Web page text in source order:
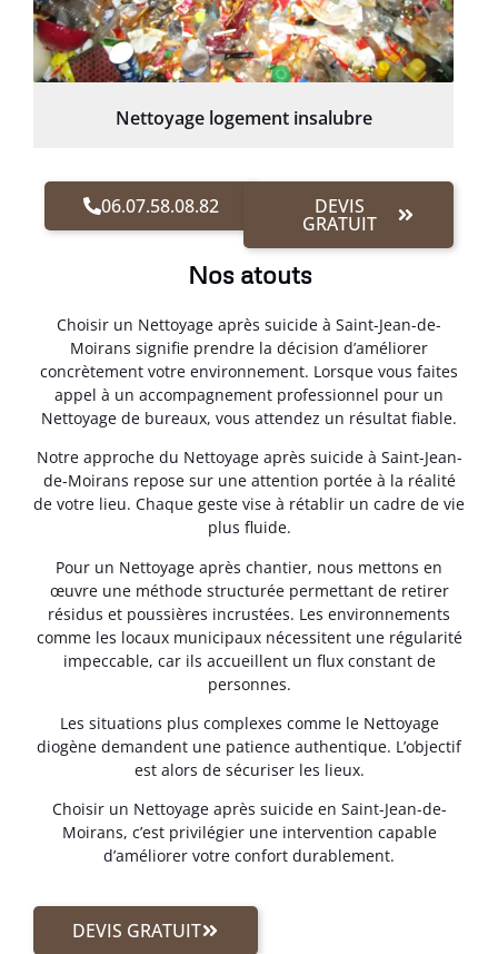
Nettoyage logement insalubre
06.07.58.08.82 DEVIS
GRATUIT
Nos atouts
Choisir un Nettoyage après suicide à Saint-Jean-de-
Moirans signifie prendre la décision d’améliorer
concrètement votre environnement. Lorsque vous faites
appel à un accompagnement professionnel pour un
Nettoyage de bureaux, vous attendez un résultat fiable.
Notre approche du Nettoyage après suicide à Saint-Jean-
de-Moirans repose sur une attention portée à la réalité
de votre lieu. Chaque geste vise à rétablir un cadre de vie
plus fluide.
Pour un Nettoyage après chantier, nous mettons en
œuvre une méthode structurée permettant de retirer
résidus et poussières incrustées. Les environnements
comme les locaux municipaux nécessitent une régularité
impeccable, car ils accueillent un flux constant de
personnes.
Les situations plus complexes comme le Nettoyage
diogène demandent une patience authentique. L’objectif
est alors de sécuriser les lieux.
Choisir un Nettoyage après suicide en Saint-Jean-de-
Moirans, c’est privilégier une intervention capable
d’améliorer votre confort durablement.
DEVIS GRATUIT